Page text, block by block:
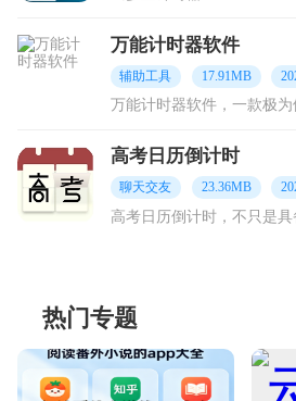
万能计时器软件
辅助工具 17.91MB
高考日历倒计时
聊天交友 23.36MB
热门专题